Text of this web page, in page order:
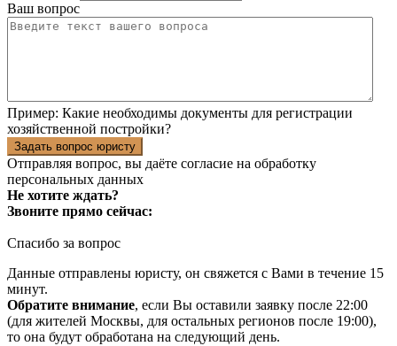
Ваш вопрос
Пример: Какие необходимы документы для регистрации
хозяйственной постройки?
Задать вопрос юристу
Отправляя вопрос, вы даёте согласие на обработку
персональных данных
Не хотите ждать?
Звоните прямо сейчас:
Спасибо за вопрос
Данные отправлены юристу, он свяжется с Вами в течение 15
минут.
Обратите внимание, если Вы оставили заявку после 22:00
(для жителей Москвы, для остальных регионов после 19:00),
то она будут обработана на следующий день.